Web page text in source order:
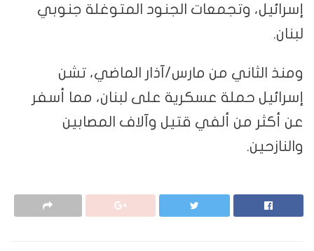
إسرائيل، وتجمعات الجنود المتوغلة جنوبي
لبنان.
ومنذ الثاني من مارس/آذار الماضي، تشن
إسرائيل حملة عسكرية على لبنان، مما أسفر
عن أكثر من ألفي قتيل وآلاف المصابين
والنازحين.